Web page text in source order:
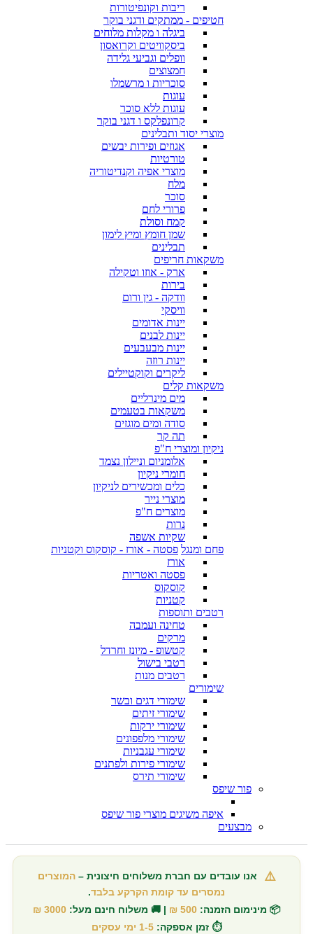
ריבות וקונפיטורות
חטיפים - ממתקים ודגני בוקר
ביגלה ו מקלות מלוחים
ביסקוויטים וקרואסון
וופלים וגביעי גלידה
חמצוצים
סוכריות ו מרשמלו
עוגות
עוגות ללא סוכר
קרונפלקס ו דגני בוקר
מוצרי יסוד ותבלינים
אגוזים ופירות יבשים
טורטיות
מוצרי אפיה וקנדיטוריה
מלח
סוכר
פרורי לחם
קמח וסולת
שמן חומץ ומיץ לימון
תבלינים
משקאות חריפים
ארק - אוזו וטקילה
בירות
וודקה - גין ורום
וויסקי
יינות אדומים
יינות לבנים
יינות מבעבעים
יינות רוזה
ליקרים וקוקטיילים
משקאות קלים
מים מינרליים
משקאות בטעמים
סודה ומים מוגזים
תה קר
ניקיון ומוצרי ח"פ
אלומניום וניילון נצמד
חומרי ניקיון
כלים ומכשירים לניקיון
מוצרי נייר
מוצרים ח"פ
נרות
שקיות אשפה
פחם ומנגל פסטה - אורז - קוסקוס וקטניות
אורז
פסטה ואטריות
קוסקוס
קטניות
רטבים ותוספות
טחינה ועמבה
מרקים
קטשופ - מיונז וחרדל
רטבי בישול
רטבים מנות
שימורים
שימורי דגים ובשר
שימורי זיתים
שימורי ירקות
שימורי מלפפונים
שימורי עגבניות
שימורי פירות ולפתנים
שימורי תירס
פור שיפס
איפה משיגים מוצרי פור שיפס
מבצעים
⚠️ אנו עובדים עם חברת משלוחים חיצונית –המוצרים
נמסרים עד קומת הקרקע בלבד.
📦 מינימום הזמנה: 500 ₪ | 🚚 משלוח חינם מעל: 3000 ₪
⏱️ זמן אספקה: 1-5 ימי עסקים